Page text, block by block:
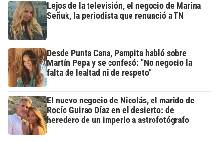
Lejos de la televisión, el negocio de Marina
Señuk, la periodista que renunció a TN
Desde Punta Cana, Pampita habló sobre
Martín Pepa y se confesó: "No negocio la
falta de lealtad ni de respeto"
El nuevo negocio de Nicolás, el marido de
Rocío Guirao Díaz en el desierto: de
heredero de un imperio a astrofotógrafo